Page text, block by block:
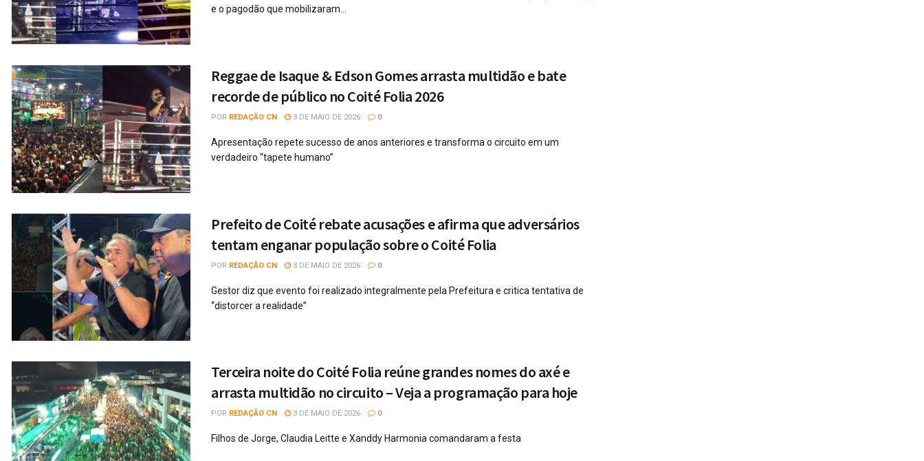
e o pagodão que mobilizaram...
Reggae de Isaque & Edson Gomes arrasta multidão e bate
recorde de público no Coité Folia 2026
POR REDAÇÃO CN 3 DE MAIO DE 2026 0
Apresentação repete sucesso de anos anteriores e transforma o circuito em um
verdadeiro “tapete humano”
Prefeito de Coité rebate acusações e afirma que adversários
tentam enganar população sobre o Coité Folia
POR REDAÇÃO CN 3 DE MAIO DE 2026 0
Gestor diz que evento foi realizado integralmente pela Prefeitura e critica tentativa de
“distorcer a realidade”
Terceira noite do Coité Folia reúne grandes nomes do axé e
arrasta multidão no circuito – Veja a programação para hoje
POR REDAÇÃO CN 3 DE MAIO DE 2026 0
Filhos de Jorge, Claudia Leitte e Xanddy Harmonia comandaram a festa